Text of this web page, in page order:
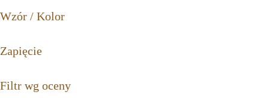
Wzór / Kolor
Zapięcie
Filtr wg oceny